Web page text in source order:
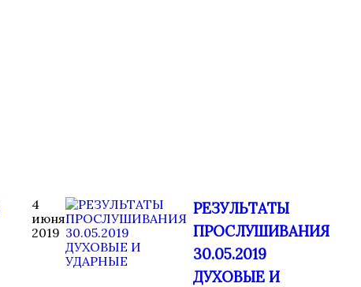
4
июня
2019
РЕЗУЛЬТАТЫ
ПРОСЛУШИВАНИЯ
30.05.2019
ДУХОВЫЕ И